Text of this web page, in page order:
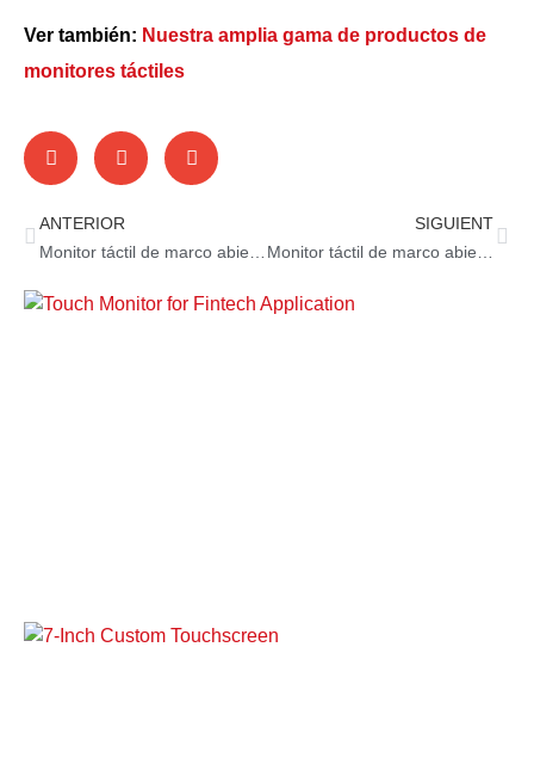
Ver también: Nuestra amplia gama de productos de
monitores táctiles
ANTERIOR
SIGUIENT